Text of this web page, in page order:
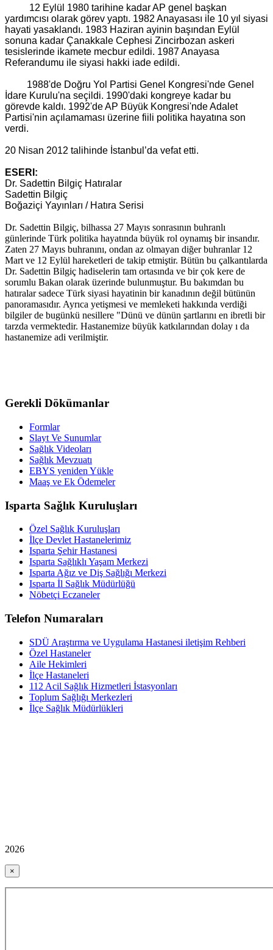
12 Eylül 1980 tarihine kadar AP genel başkan
yardımcısı olarak görev yaptı. 1982 Anayasası ile 10 yıl siyasi
hayati yasaklandı. 1983 Haziran ayinin başından Eylül
sonuna kadar Çanakkale Cephesi Zincirbozan askeri
tesislerinde ikamete mecbur edildi. 1987 Anayasa
Referandumu ile siyasi hakki iade edildi.
1988'de Doğru Yol Partisi Genel Kongresi'nde Genel
İdare Kurulu'na seçildi. 1990'daki kongreye kadar bu
görevde kaldı. 1992'de AP Büyük Kongresi'nde Adalet
Partisi'nin açılamaması üzerine fiili politika hayatına son
verdi.
20 Nisan 2012 talihinde İstanbul’da vefat etti.
ESERI:
Dr. Sadettin Bilgiç Hatıralar
Sadettin Bilgiç
Boğaziçi Yayınları / Hatıra Serisi
Dr. Sadettin Bilgiç, bilhassa 27 Mayıs sonrasının buhranlı
günlerinde Türk politika hayatında büyük rol oynamış bir insandır.
Zaten 27 Mayıs buhranını, ondan az olmayan diğer buhranlar 12
Mart ve 12 Eylül hareketleri de takip etmiştir. Bütün bu çalkantılarda
Dr. Sadettin Bilgiç hadiselerin tam ortasında ve bir çok kere de
sorumlu Bakan olarak üzerinde bulunmuştur. Bu bakımdan bu
hatıralar sadece Türk siyasi hayatinin bir kanadının değil bütünün
panoramasıdır. Ayrıca yetişmesi ve memleketi hakkında verdiği
bilgiler de bugünkü nesillere "Dünü ve dünün şartlarını en ibretli bir
tarzda vermektedir. Hastanemize büyük katkılarından dolay ı da
hastanemize adi verilmiştir.
Gerekli Dökümanlar
Formlar
Slayt Ve Sunumlar
Sağlık Videoları
Sağlık Mevzuatı
EBYS yeniden Yükle
Maaş ve Ek Ödemeler
Isparta Sağlık Kuruluşları
Özel Sağlık Kuruluşları
İlçe Devlet Hastanelerimiz
Isparta Şehir Hastanesi
Isparta Sağlıklı Yaşam Merkezi
Isparta Ağız ve Diş Sağlığı Merkezi
Isparta İl Sağlık Müdürlüğü
Nöbetçi Eczaneler
Telefon Numaraları
SDÜ Araştırma ve Uygulama Hastanesi iletişim Rehberi
Özel Hastaneler
Aile Hekimleri
İlçe Hastaneleri
112 Acil Sağlık Hizmetleri İstasyonları
Toplum Sağlığı Merkezleri
İlçe Sağlık Müdürlükleri
2026
×